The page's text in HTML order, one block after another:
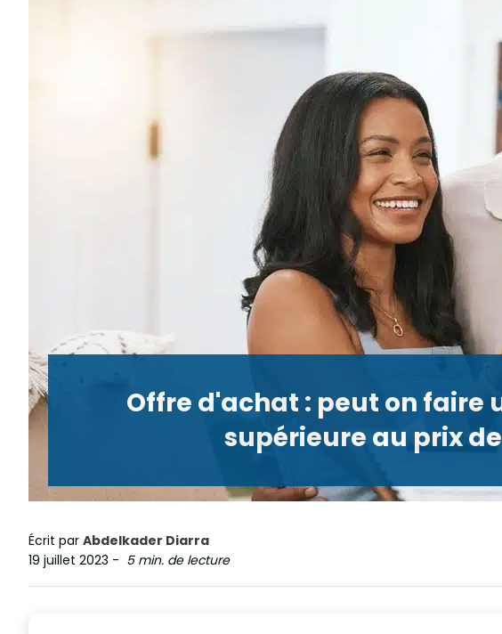
Offre d'achat : peut on faire
supérieure au prix
Écrit par Abdelkader Diarra
19 juillet 2023 - 5 min. de lecture